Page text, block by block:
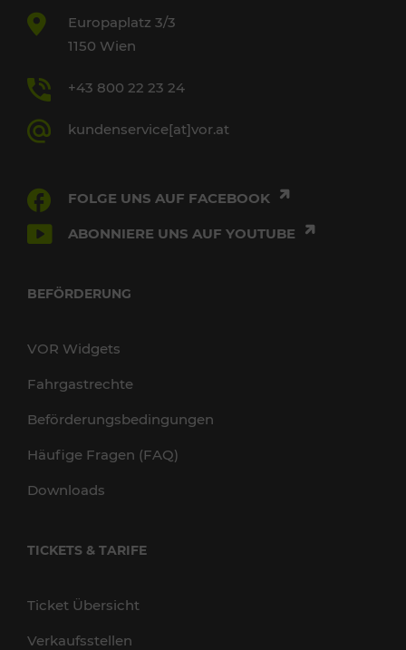
Europaplatz 3/3
1150 Wien
+43 800 22 23 24
kundenservice[at]vor.at
FOLGE UNS AUF FACEBOOK
ABONNIERE UNS AUF YOUTUBE
BEFÖRDERUNG
VOR Widgets
Fahrgastrechte
Beförderungsbedingungen
Häufige Fragen (FAQ)
Downloads
TICKETS & TARIFE
Ticket Übersicht
Verkaufsstellen